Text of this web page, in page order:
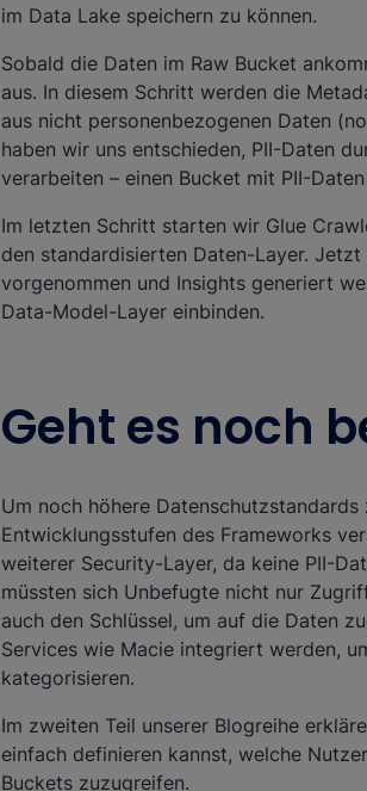
im Data Lake speichern zu können.
Sobald die Daten im Raw Bucket
aus. In diesem Schritt werden die
aus nicht personenbezogenen Daten
haben wir uns entschieden, PII-Daten
verarbeiten – einen Bucket mit PII-
Im letzten Schritt starten wir Glue
den standardisierten Daten-Layer.
vorgenommen und Insights generiert
Data-Model-Layer einbinden.
Geht es noch
Um noch höhere
Entwicklungsstufen des Frameworks
weiterer Security-Layer, da keine PII-
müssten sich Unbefugte nicht nur
auch den Schlüssel, um auf die Daten
Services wie Macie integriert werden,
kategorisieren.
Im zweiten Teil unserer Blogreihe
einfach definieren kannst, welche
Buckets zuzugreifen.